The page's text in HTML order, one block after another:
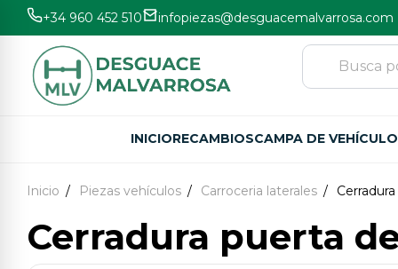
+34 960 452 510 infopiezas@desguacemalvarrosa.com
INICIORECAMBIOSCAMPA DE
Inicio Piezas vehículos Carroceria laterales
Cerradura puerta